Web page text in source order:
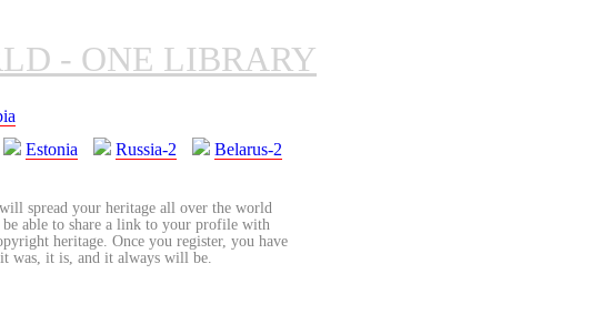
- ONE LIBRARY
Estonia Russia-2 Belarus-2
spread your heritage all over the world
able to share a link to your profile with
heritage. Once you register, you have
was, it is, and it always will be.